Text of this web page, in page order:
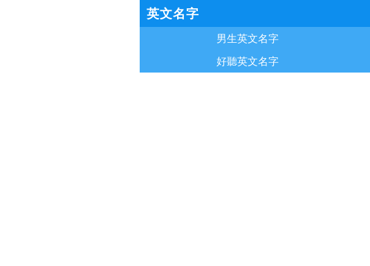
英文名字
男生英文名字
好聽英文名字